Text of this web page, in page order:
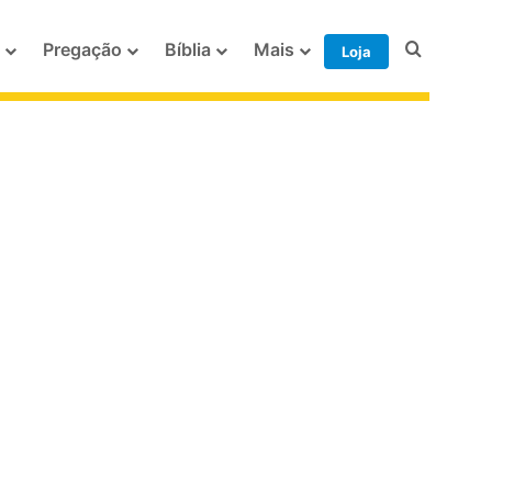
Pregação Bíblia Mais Loja Procurar por